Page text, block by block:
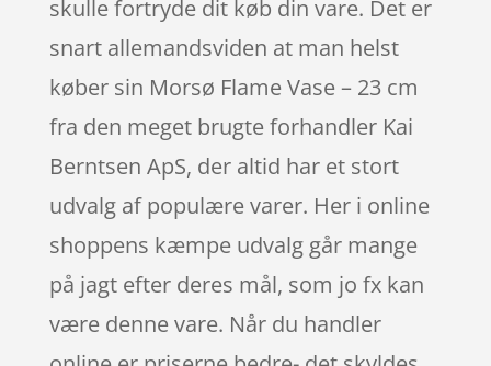
skulle fortryde dit køb din vare. Det er
snart allemandsviden at man helst
køber sin Morsø Flame Vase – 23 cm
fra den meget brugte forhandler Kai
Berntsen ApS, der altid har et stort
udvalg af populære varer. Her i online
shoppens kæmpe udvalg går mange
på jagt efter deres mål, som jo fx kan
være denne vare. Når du handler